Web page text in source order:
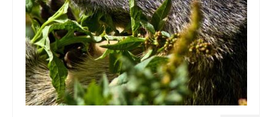
Montier en Der
Lac du Ternay
Val de Saône
Montagne
Bugey